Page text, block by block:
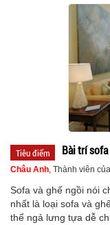
Tiêu điểm Bài trí
Châu Anh, Thành viên
Sofa và ghế ngồi nói
nhất là loại sofa và
thể ngả lưng tựa dễ